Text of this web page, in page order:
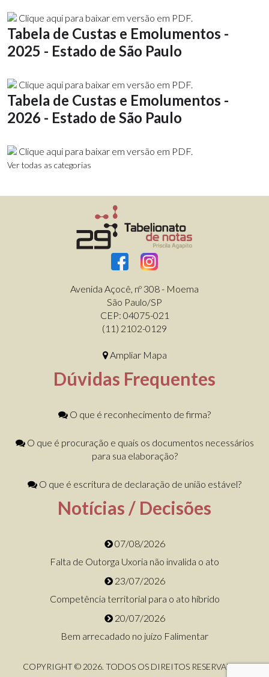
Clique aqui para baixar em versão em PDF.
Tabela de Custas e Emolumentos -
2025 - Estado de São Paulo
Clique aqui para baixar em versão em PDF.
Tabela de Custas e Emolumentos -
2026 - Estado de São Paulo
Clique aqui para baixar em versão em PDF.
Ver todas as categorias
Avenida Açocê, nº 308 - Moema
São Paulo/SP
CEP: 04075-021
(11) 2102-0129
Ampliar Mapa
Dúvidas Frequentes
O que é reconhecimento de firma?
O que é procuração e quais os documentos necessários
para sua elaboração?
O que é escritura de declaração de união estável?
Notícias / Decisões
07/08/2026
Falta de Outorga Uxoria não invalida o ato
23/07/2026
Competência territorial para o ato híbrido
20/07/2026
Bem arrecadado no juízo Falimentar
COPYRIGHT © 2026. TODOS OS DIREITOS RESERVADOS.